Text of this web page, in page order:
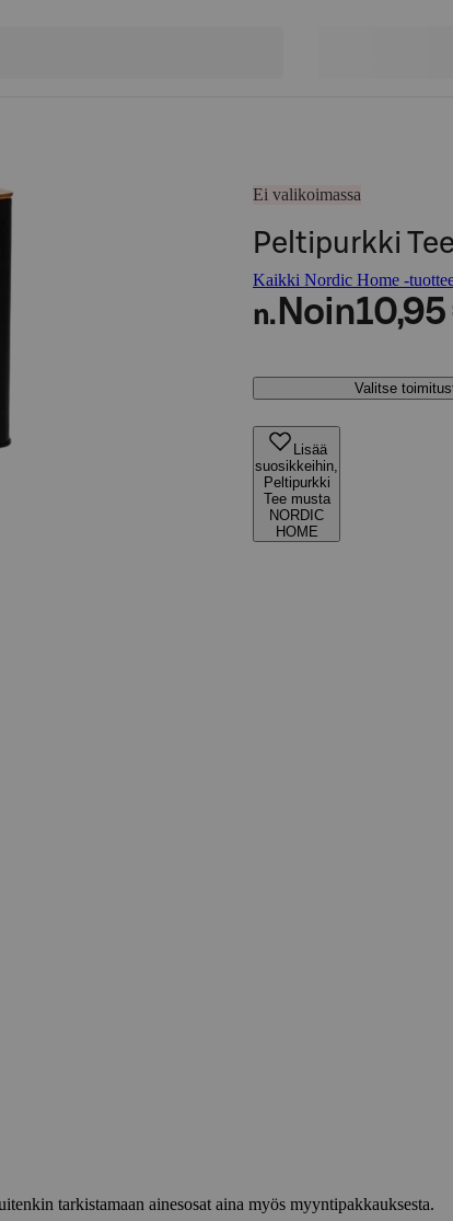
Ei valikoimassa
Peltipurkki
Kaikki Nordic Home -
n. Noin
Valitse
Lisää
suosikkeihin,
Peltipurkki
Tee musta
NORDIC
HOME
tarkistamaan ainesosat aina myös myyntipakkauksesta.